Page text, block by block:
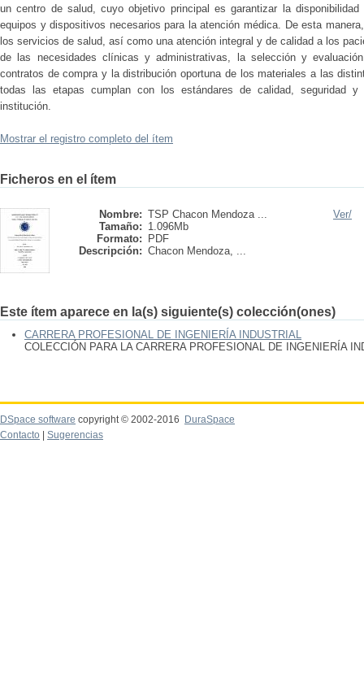
un centro de salud, cuyo objetivo principal es garantizar la
equipos y dispositivos necesarios para la atención médica. De esta
los servicios de salud, así como una atención integral y de calidad a los
de las necesidades clínicas y administrativas, la selección y
contratos de compra y la distribución oportuna de los materiales a las
todas las etapas cumplan con los estándares de calidad, seguridad y
institución.
Mostrar el registro completo del ítem
Ficheros en el ítem
Nombre: TSP Chacon Mendoza ...
Tamaño: 1.096Mb
Formato:
PDF
Descripción: Chacon Mendoza, ...
Ver/
Este ítem aparece en la(s) siguiente(s) colección(ones)
CARRERA PROFESIONAL DE INGENIERÍA INDUSTRIAL
COLECCIÓN PARA LA CARRERA PROFESIONAL DE INGENIERÍA
DSpace software copyright © 2002-2016
DuraSpace
Contacto
Sugerencias